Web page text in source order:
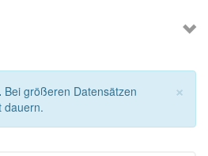
×
Bei größeren Datensätzen
dauern.